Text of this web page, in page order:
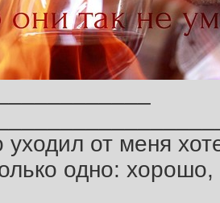
уходил от меня
одно: